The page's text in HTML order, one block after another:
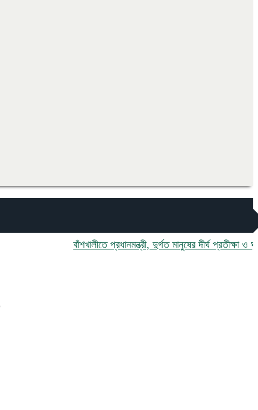
বাঁশখালীতে প্রধানমন্ত্রী, দুর্গত মানুষের দীর্ঘ প্রতীক্ষা ও ঘুরে